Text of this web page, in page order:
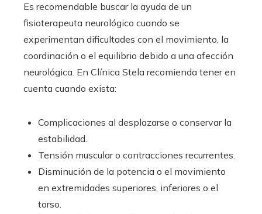
Es recomendable buscar la ayuda de un
fisioterapeuta neurológico cuando se
experimentan dificultades con el movimiento, la
coordinación o el equilibrio debido a una afección
neurológica. En Clínica Stela recomienda tener en
cuenta cuando exista:
Complicaciones al desplazarse o conservar la
estabilidad.
Tensión muscular o contracciones recurrentes.
Disminución de la potencia o el movimiento
en extremidades superiores, inferiores o el
torso.